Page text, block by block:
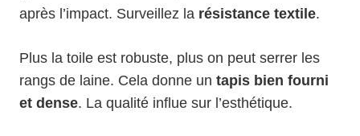
après l’impact. Surveillez la résistance textile.
Plus la toile est robuste, plus on peut serrer les
rangs de laine. Cela donne un tapis bien fourni
et dense. La qualité influe sur l’esthétique.